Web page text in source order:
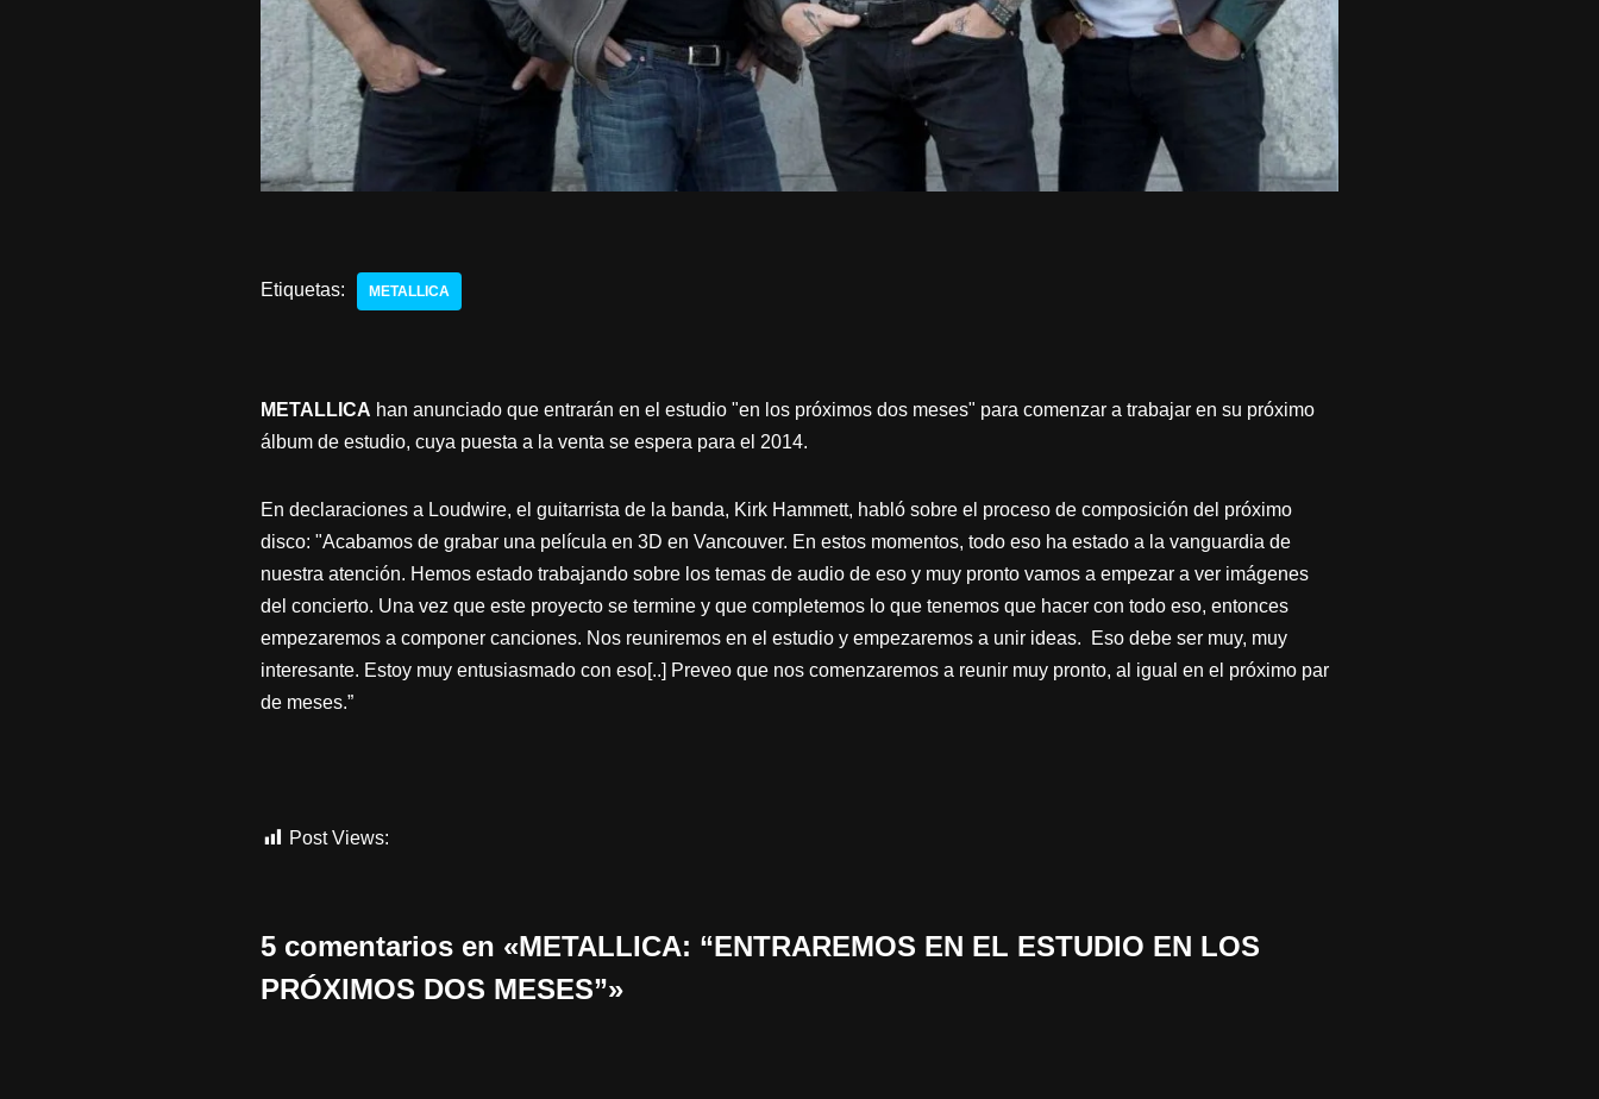
Etiquetas: METALLICA
METALLICA han anunciado que entrarán en el estudio "en los próximos dos meses" para comenzar a trabajar en su próximo
álbum de estudio, cuya puesta a la venta se espera para el 2014.
En declaraciones a Loudwire, el guitarrista de la banda, Kirk Hammett, habló sobre el proceso de composición del próximo
disco: "Acabamos de grabar una película en 3D en Vancouver. En estos momentos, todo eso ha estado a la vanguardia de
nuestra atención. Hemos estado trabajando sobre los temas de audio de eso y muy pronto vamos a empezar a ver imágenes
del concierto. Una vez que este proyecto se termine y que completemos lo que tenemos que hacer con todo eso, entonces
empezaremos a componer canciones. Nos reuniremos en el estudio y empezaremos a unir ideas. Eso debe ser muy, muy
interesante. Estoy muy entusiasmado con eso[..] Preveo que nos comenzaremos a reunir muy pronto, al igual en el próximo par
de meses.”
Post Views:
5 comentarios en «METALLICA: “ENTRAREMOS EN EL ESTUDIO EN LOS
PRÓXIMOS DOS MESES”»